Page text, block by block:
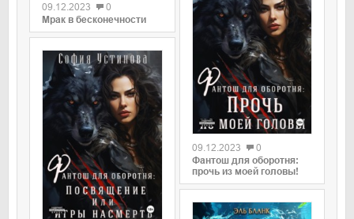
09.12.2023
0
Мрак в бесконечности
09.12.2023
0
Фантош для оборотня:
прочь из моей головы!